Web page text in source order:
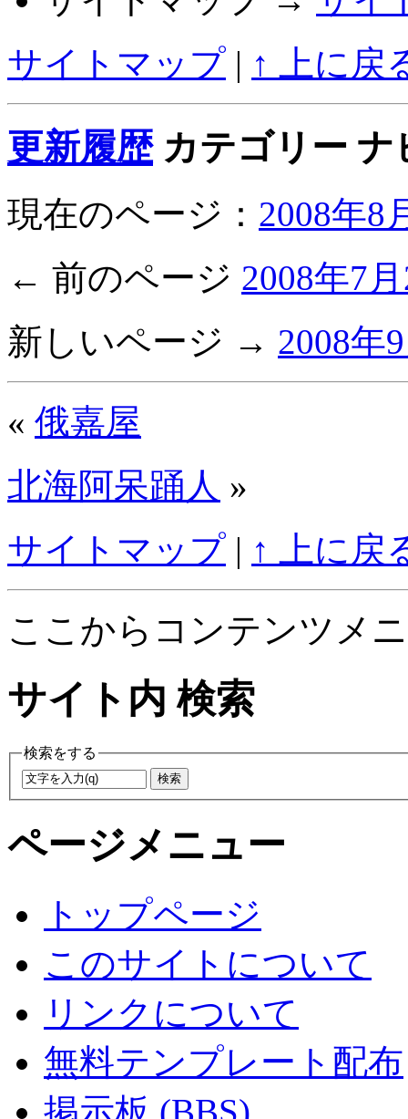
サイトマップ | ↑ 上に戻
更新履歴カテゴリー ナ
現在のページ： 2008年8
← 前のページ 2008年7
新しいページ → 2008年
« 俄嘉屋
北海阿呆踊人 »
サイトマップ | ↑ 上に戻
ここからコンテンツメ
サイト内 検索
検索をする
ページメニュー
トップページ
このサイトについて
リンクについて
無料テンプレート配布